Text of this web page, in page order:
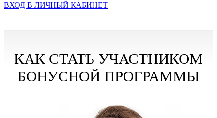
ВХОД В ЛИЧНЫЙ КАБИНЕТ
КАК СТАТЬ УЧАСТНИКОМ
БОНУСНОЙ ПРОГРАММЫ